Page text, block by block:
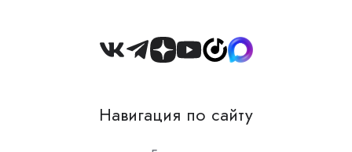
Join
Slack
Навигация по сайту